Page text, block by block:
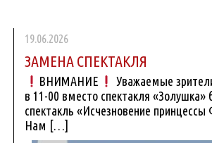
19.06.2026
ЗАМЕНА СПЕКТАКЛЯ
ВНИМАНИЕ
Уважаемые
в 11-00 вместо спектакля «Золушка»
спектакль «Исчезновение
Нам […]